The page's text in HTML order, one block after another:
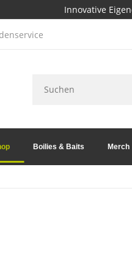
Innovative
Boilies & Baits Merch